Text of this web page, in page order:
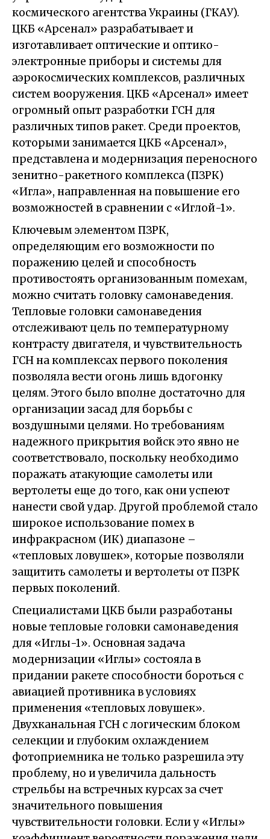
космического агентства Украины (ГКАУ).
ЦКБ «Арсенал» разрабатывает и
изготавливает оптические и оптико-
электронные приборы и системы для
аэрокосмических комплексов, различных
систем вооружения. ЦКБ «Арсенал» имеет
огромный опыт разработки ГСН для
различных типов ракет. Среди проектов,
которыми занимается ЦКБ «Арсенал»,
представлена и модернизация переносного
зенитно-ракетного комплекса (ПЗРК)
«Игла», направленная на повышение его
возможностей в сравнении с «Иглой-1».
Ключевым элементом ПЗРК,
определяющим его возможности по
поражению целей и способность
противостоять организованным помехам,
можно считать головку самонаведения.
Тепловые головки самонаведения
отслеживают цель по температурному
контрасту двигателя, и чувствительность
ГСН на комплексах первого поколения
позволяла вести огонь лишь вдогонку
целям. Этого было вполне достаточно для
организации засад для борьбы с
воздушными целями. Но требованиям
надежного прикрытия войск это явно не
соответствовало, поскольку необходимо
поражать атакующие самолеты или
вертолеты еще до того, как они успеют
нанести свой удар. Другой проблемой стало
широкое использование помех в
инфракрасном (ИК) диапазоне –
«тепловых ловушек», которые позволяли
защитить самолеты и вертолеты от ПЗРК
первых поколений.
Специалистами ЦКБ были разработаны
новые тепловые головки самонаведения
для «Иглы-1». Основная задача
модернизации «Иглы» состояла в
придании ракете способности бороться с
авиацией противника в условиях
применения «тепловых ловушек».
Двухканальная ГСН с логическим блоком
селекции и глубоким охлаждением
фотоприемника не только разрешила эту
проблему, но и увеличила дальность
стрельбы на встречных курсах за счет
значительного повышения
чувствительности головки. Если у «Иглы»